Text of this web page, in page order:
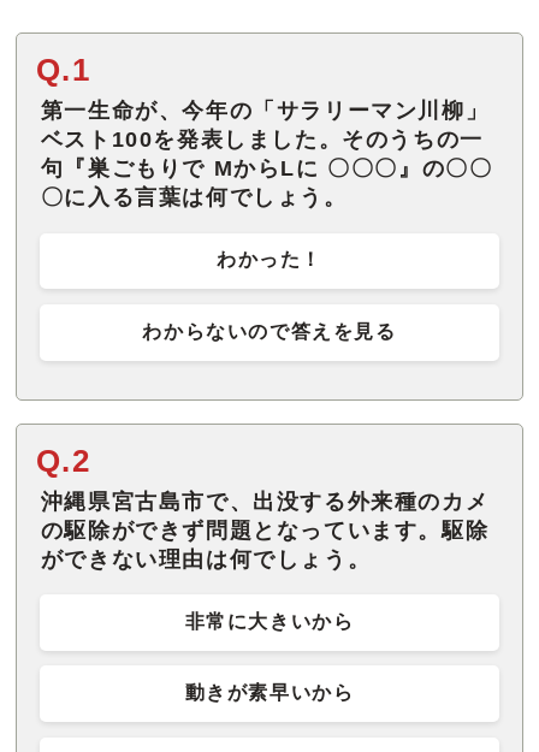
Q.1
第一生命が、今年の「サラリーマン川柳」
ベスト100を発表しました。そのうちの一
句『巣ごもりで MからLに 〇〇〇』の〇〇
〇に入る言葉は何でしょう。
わかった！
わからないので答えを見る
Q.2
沖縄県宮古島市で、出没する外来種のカメ
の駆除ができず問題となっています。駆除
ができない理由は何でしょう。
非常に大きいから
動きが素早いから